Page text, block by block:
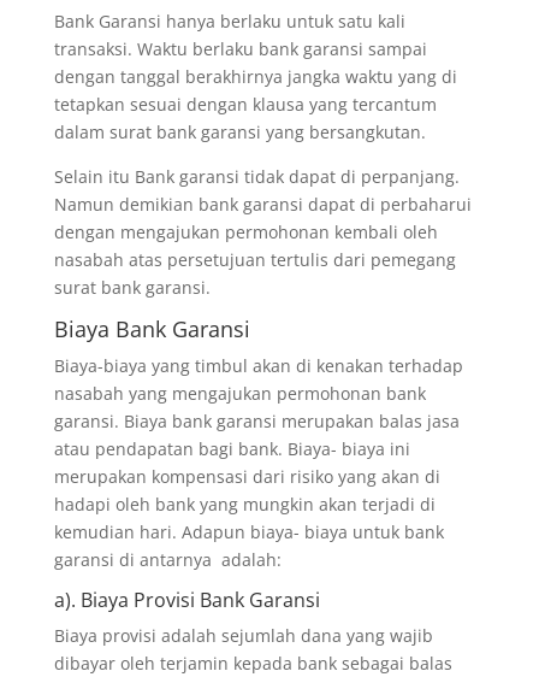
Bank Garansi hanya berlaku untuk satu kali
transaksi. Waktu berlaku bank garansi sampai
dengan tanggal berakhirnya jangka waktu yang di
tetapkan sesuai dengan klausa yang tercantum
dalam surat bank garansi yang bersangkutan.
Selain itu Bank garansi tidak dapat di perpanjang.
Namun demikian bank garansi dapat di perbaharui
dengan mengajukan permohonan kembali oleh
nasabah atas persetujuan tertulis dari pemegang
surat bank garansi.
Biaya Bank Garansi
Biaya-biaya yang timbul akan di kenakan terhadap
nasabah yang mengajukan permohonan bank
garansi. Biaya bank garansi merupakan balas jasa
atau pendapatan bagi bank. Biaya- biaya ini
merupakan kompensasi dari risiko yang akan di
hadapi oleh bank yang mungkin akan terjadi di
kemudian hari. Adapun biaya- biaya untuk bank
garansi di antarnya adalah:
a). Biaya Provisi Bank Garansi
Biaya provisi adalah sejumlah dana yang wajib
dibayar oleh terjamin kepada bank sebagai balas